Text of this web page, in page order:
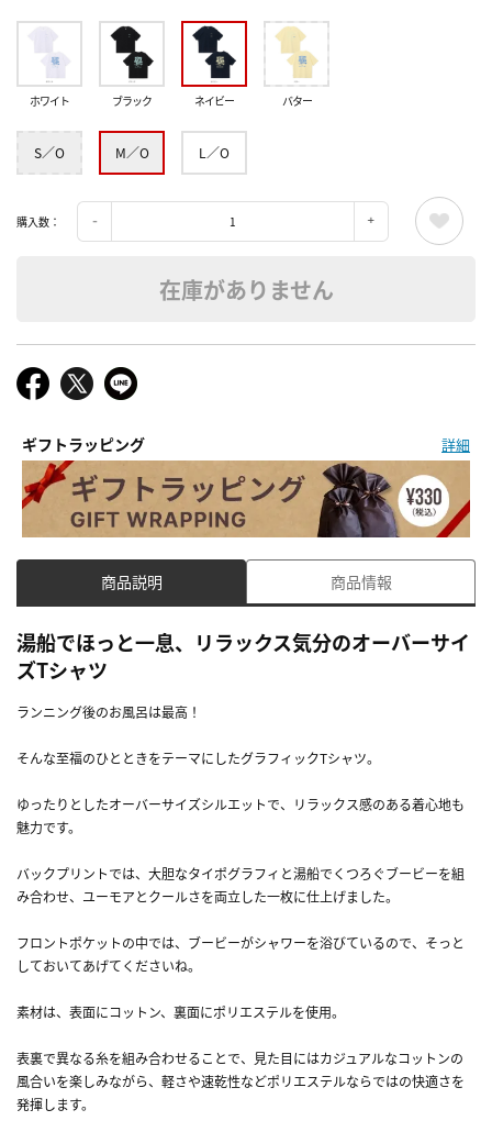
ホワイト ブラック ネイビー バター
S／O M／O L／O
購入数：
在庫がありません
ギフトラッピング 詳細
商品説明 商品情報
湯船でほっと一息、リラックス気分のオーバーサイ
ズTシャツ
ランニング後のお風呂は最高！
そんな至福のひとときをテーマにしたグラフィックTシャツ。
ゆったりとしたオーバーサイズシルエットで、リラックス感のある着心地も
魅力です。
バックプリントでは、大胆なタイポグラフィと湯船でくつろぐブービーを組
み合わせ、ユーモアとクールさを両立した一枚に仕上げました。
フロントポケットの中では、ブービーがシャワーを浴びているので、そっと
しておいてあげてくださいね。
素材は、表面にコットン、裏面にポリエステルを使用。
表裏で異なる糸を組み合わせることで、見た目にはカジュアルなコットンの
風合いを楽しみながら、軽さや速乾性などポリエステルならではの快適さを
発揮します。